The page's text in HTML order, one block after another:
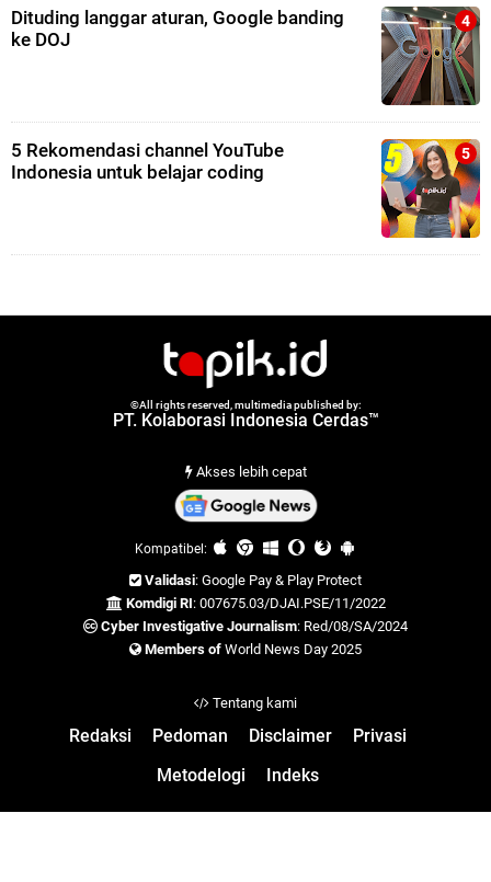
Dituding langgar aturan, Google banding
ke DOJ
5 Rekomendasi channel YouTube
Indonesia untuk belajar coding
©All rights reserved, multimedia published by:
PT. Kolaborasi Indonesia Cerdas™
Akses lebih cepat
Kompatibel:
Validasi: Google Pay & Play Protect
Komdigi RI: 007675.03/DJAI.PSE/11/2022
Cyber Investigative Journalism: Red/08/SA/2024
Members of World News Day 2025
Tentang kami
Redaksi Pedoman Disclaimer
Privasi
Metodelogi
Indeks